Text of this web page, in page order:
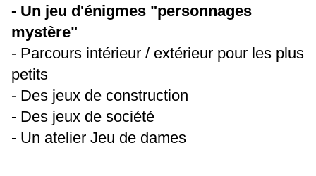
- Un jeu d'énigmes "personnages
mystère"
- Parcours intérieur / extérieur pour les plus
petits
- Des jeux de construction
- Des jeux de société
- Un atelier Jeu de dames